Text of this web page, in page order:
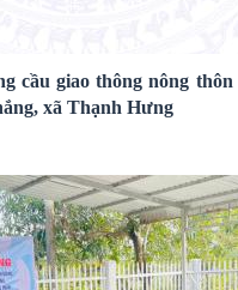
cầu giao thông nông thôn
xã Thạnh Hưng